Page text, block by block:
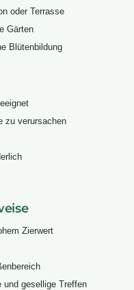
oder Terrasse
Gärten
Blütenbildung
zu verursachen
Zierwert
und gesellige Treffen